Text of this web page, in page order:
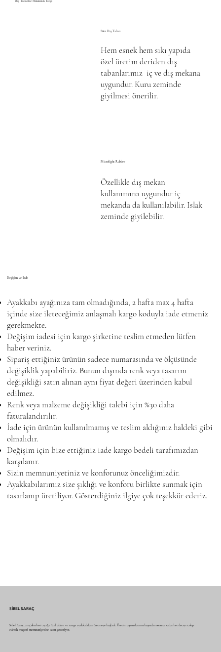
Dış Tabanlar Hakkında Bilgi
Süet Dış Taban
Microlight Rubber
Değişim ve İade
Ayakkabı ayağınıza tam olmadığında, 2 hafta max 4 hafta
içinde size ileteceğimiz anlaşmalı kargo koduyla iade etmeniz
gerekmekte.
Değişim iadesi için kargo şirketine teslim etmeden lütfen
haber veriniz.
Sipariş ettiğiniz ürünün sadece numarasında ve ölçüsünde
değişiklik yapabiliriz. Bunun dışında renk veya tasarım
değişikliği satın alınan aynı fiyat değeri üzerinden kabul
edilmez.
Renk veya malzeme değişikliği talebi için %30 daha
faturalandırılır.
İade için ürünün kullanılmamış ve teslim aldığınız haldeki gibi
olmalıdır.
Değişim için bize ettiğiniz iade kargo bedeli tarafımızdan
karşılanır.
Sizin memnuniyetiniz ve konforunuz önceliğimizdir.
Ayakkabılarımız size şıklığı ve konforu birlikte sunmak için
tasarlanıp üretiliyor. Gösterdiğiniz ilgiye çok teşekkür ederiz.
Özellikle dış mekan
kullanımına uygundur iç
mekanda da kullanılabilir. Islak
zeminde giyilebilir.
Hem esnek hem sıkı yapıda
özel üretim deriden dış
tabanlarımız iç ve dış mekana
uygundur. Kuru zeminde
giyilmesi önerilir.
SİBEL SARAÇ
Sibel Saraç, 2015’den beri ayağa özel abiye ve tango ayakkabıları üretmeye başladı. Üretim aşamalarının başından sonuna kadar her detayı takip
ederek müşteri memnuniyetine özen gösteriyor.